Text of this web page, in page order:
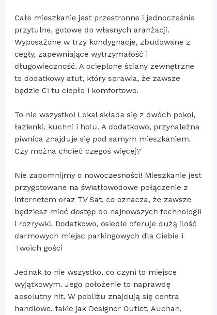
Całe mieszkanie jest przestronne i jednocześnie
przytulne, gotowe do własnych aranżacji.
Wyposażone w trzy kondygnacje, zbudowane z
cegły, zapewniające wytrzymałość i
długowieczność. A ocieplone ściany zewnętrzne
to dodatkowy atut, który sprawia, że zawsze
będzie Ci tu ciepło i komfortowo.
To nie wszystko! Lokal składa się z dwóch pokoi,
łazienki, kuchni i holu. A dodatkowo, przynależna
piwnica znajduje się pod samym mieszkaniem.
Czy można chcieć czegoś więcej?
Nie zapomnijmy o nowoczesności! Mieszkanie jest
przygotowane na światłowodowe połączenie z
internetem oraz TV Sat, co oznacza, że zawsze
będziesz mieć dostęp do najnowszych technologii
i rozrywki. Dodatkowo, osiedle oferuje dużą ilość
darmowych miejsc parkingowych dla Ciebie i
Twoich gości
Jednak to nie wszystko, co czyni to miejsce
wyjątkowym. Jego położenie to naprawdę
absolutny hit. W pobliżu znajdują się centra
handlowe, takie jak Designer Outlet, Auchan,